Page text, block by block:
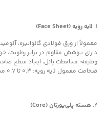
۱. لایه رویه (Face Sheet)
معمولاً از ورق فولادی گالوانیزه،
دارای پوشش مقاوم در برابر رطوبت،
وظیفه: محافظت پانل، ایجاد سطح
ضخامت معمول لایه رویه: ۰.۳ تا ۰.۷ میلی‌متر.
۲. هسته پلی‌یورتان (Core)